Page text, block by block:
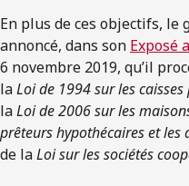
En plus de ces objectifs, le
annoncé, dans son Exposé
6 novembre 2019, qu’il
laLoi de 1994 sur les
laLoi de 2006 sur les
prêteurs hypothécaires et les
de laLoi sur les sociétés